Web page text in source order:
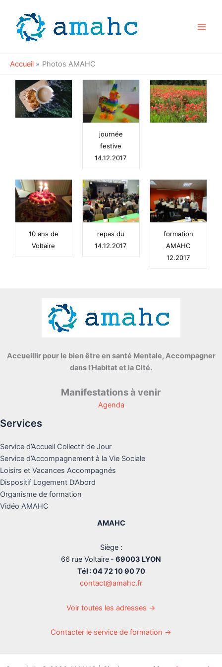
contenu
Accueil Photos AMAHC
journée
festive
14.12.2017
10 ans de
Voltaire
repas du
14.12.2017
formation
AMAHC
12.2017
Accueillir pour le bien être en santé Mentale, Accompagner
dans l’Habitat et la Cité.
Manifestations à venir
Agenda
Services
Service d’Accueil Collectif de Jour
Service d’Accompagnement à la Vie Sociale
Loisirs et Vacances Accompagnés
Dispositif Logement D’Abord
Organisme de formation
Vidéo AMAHC
AMAHC
Siège :
66 rue Voltaire - 69003 LYON
Tél : 04 72 10 90 70
contact@amahc.fr
Voir toutes les adresses →
Contacter le service de formation →